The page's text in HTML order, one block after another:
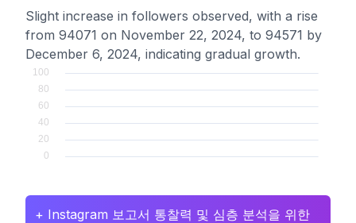
Slight increase in followers observed, with a rise
from 94071 on November 22, 2024, to 94571 by
December 6, 2024, indicating gradual growth.
+ Instagram 보고서 통찰력 및 심층 분석을 위한